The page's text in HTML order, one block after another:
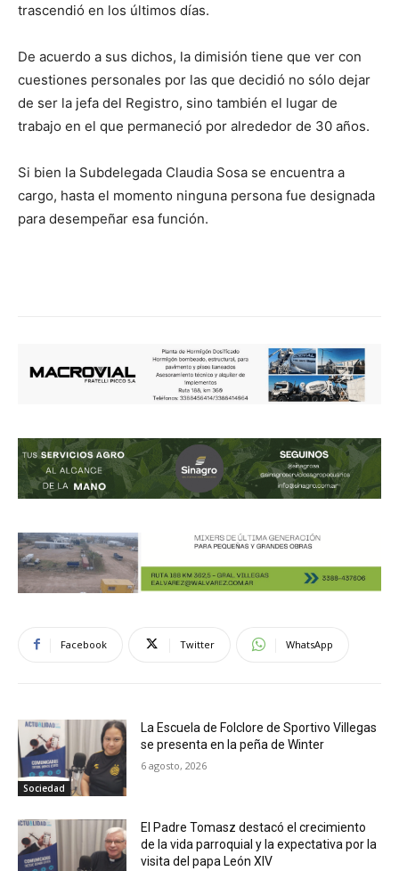
trascendió en los últimos días.
De acuerdo a sus dichos, la dimisión tiene que ver con
cuestiones personales por las que decidió no sólo dejar
de ser la jefa del Registro, sino también el lugar de
trabajo en el que permaneció por alrededor de 30 años.
Si bien la Subdelegada Claudia Sosa se encuentra a
cargo, hasta el momento ninguna persona fue designada
para desempeñar esa función.
Facebook Twitter WhatsApp
Sociedad
La Escuela de Folclore de Sportivo Villegas
se presenta en la peña de Winter
6 agosto, 2026
El Padre Tomasz destacó el crecimiento
de la vida parroquial y la expectativa por la
visita del papa León XIV